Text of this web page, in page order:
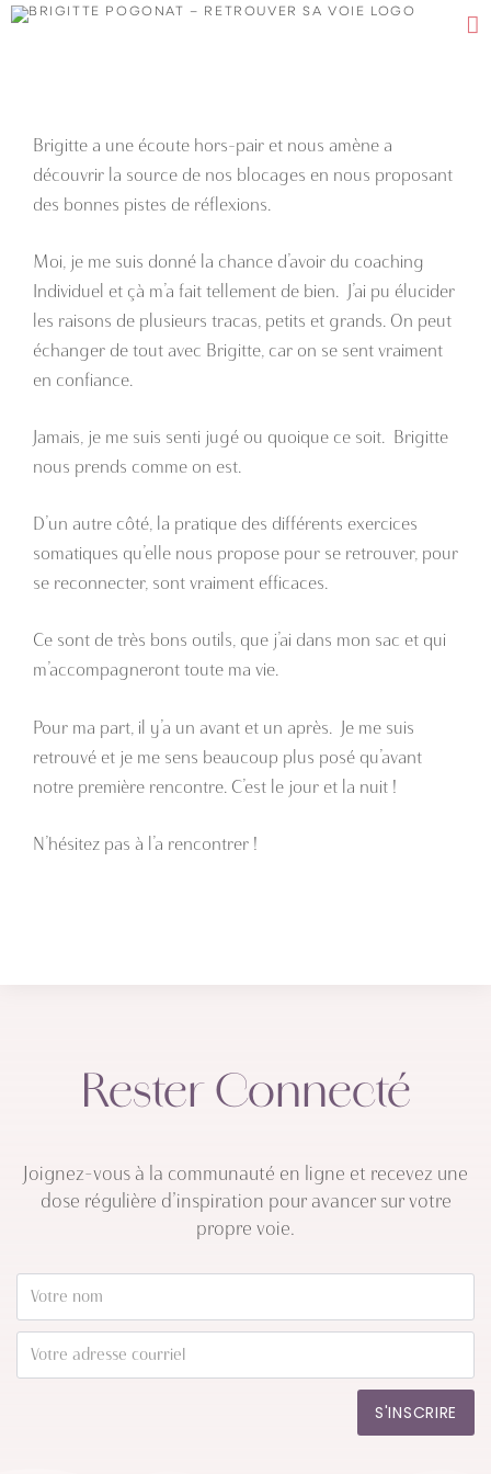
Passer
Brigitte a une écoute hors-pair et nous amène a
découvrir la source de nos blocages en nous proposant
des bonnes pistes de réflexions.
Moi, je me suis donné la chance d’avoir du coaching
Individuel et çà m’a fait tellement de bien. J’ai pu élucider
les raisons de plusieurs tracas, petits et grands. On peut
échanger de tout avec Brigitte, car on se sent vraiment
en confiance.
Jamais, je me suis senti jugé ou quoique ce soit. Brigitte
nous prends comme on est.
D’un autre côté, la pratique des différents exercices
somatiques qu’elle nous propose pour se retrouver, pour
se reconnecter, sont vraiment efficaces.
Ce sont de très bons outils, que j’ai dans mon sac et qui
m’accompagneront toute ma vie.
Pour ma part, il y’a un avant et un après. Je me suis
retrouvé et je me sens beaucoup plus posé qu’avant
notre première rencontre. C’est le jour et la nuit !
N’hésitez pas à l’a rencontrer !
Rester Connecté
Joignez-vous à la communauté en ligne et recevez une
dose régulière d’inspiration pour avancer sur votre
propre voie.
S'INSCRIRE